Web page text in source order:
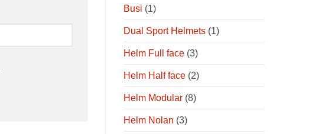
Busi (1)
Dual Sport Helmets (1)
Helm Full face (3)
Helm Half face (2)
Helm Modular (8)
Helm Nolan (3)